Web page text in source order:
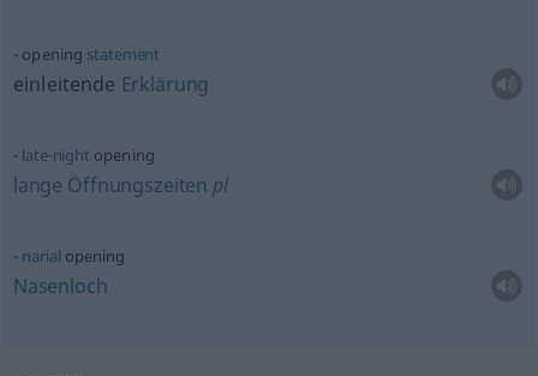
opening statement
einleitende Erklärung
late-night opening
lange Öffnungszeiten pl
narial opening
Nasenloch